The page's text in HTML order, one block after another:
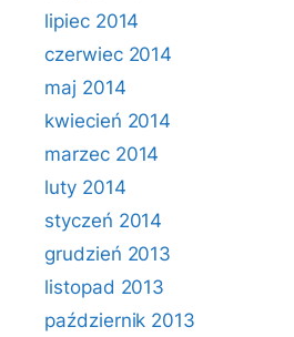
lipiec 2014
czerwiec 2014
maj 2014
kwiecień 2014
marzec 2014
luty 2014
styczeń 2014
grudzień 2013
listopad 2013
październik 2013